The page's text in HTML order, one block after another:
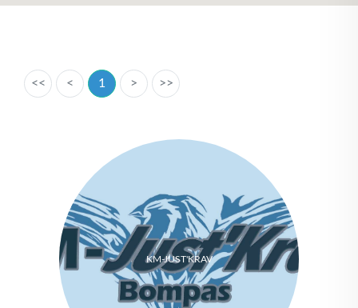
<< < 1 > >>
KM-JUST'KRAV